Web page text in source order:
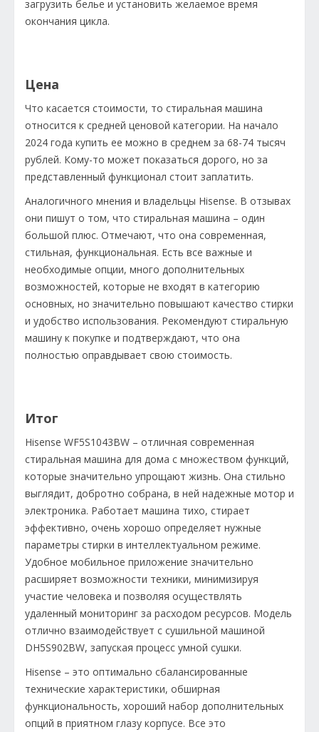
загрузить белье и установить желаемое время
окончания цикла.
Цена
Что касается стоимости, то стиральная машина
относится к средней ценовой категории. На начало
2024 года купить ее можно в среднем за 68-74 тысяч
рублей. Кому-то может показаться дорого, но за
представленный функционал стоит заплатить.
Аналогичного мнения и владельцы Hisense. В отзывах
они пишут о том, что стиральная машина – один
большой плюс. Отмечают, что она современная,
стильная, функциональная. Есть все важные и
необходимые опции, много дополнительных
возможностей, которые не входят в категорию
основных, но значительно повышают качество стирки
и удобство использования. Рекомендуют стиральную
машину к покупке и подтверждают, что она
полностью оправдывает свою стоимость.
Итог
Hisense WF5S1043BW – отличная современная
стиральная машина для дома с множеством функций,
которые значительно упрощают жизнь. Она стильно
выглядит, добротно собрана, в ней надежные мотор и
электроника. Работает машина тихо, стирает
эффективно, очень хорошо определяет нужные
параметры стирки в интеллектуальном режиме.
Удобное мобильное приложение значительно
расширяет возможности техники, минимизируя
участие человека и позволяя осуществлять
удаленный мониторинг за расходом ресурсов. Модель
отлично взаимодействует с сушильной машиной
DH5S902BW, запуская процесс умной сушки.
Hisense – это оптимально сбалансированные
технические характеристики, обширная
функциональность, хороший набор дополнительных
опций в приятном глазу корпусе. Все это